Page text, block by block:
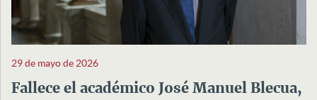
29 de mayo de 2026
Fallece el académico José Manuel Blecua,